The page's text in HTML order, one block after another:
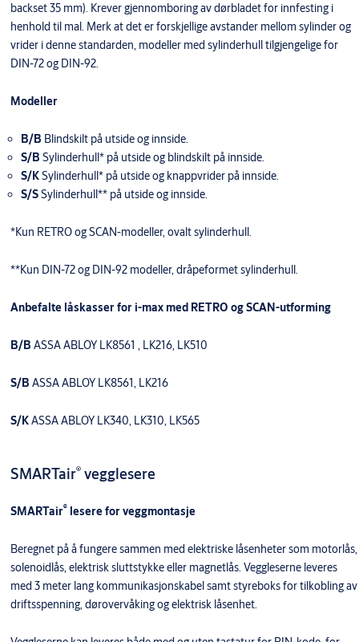
backset 35 mm). Krever gjennomboring av dørbladet for innfesting i
henhold til mal. Merk at det er forskjellige avstander mellom sylinder og
vrider i denne standarden, modeller med sylinderhull tilgjengelige for
DIN-72 og DIN-92.
Modeller
B/B Blindskilt på utside og innside.
S/B Sylinderhull* på utside og blindskilt på innside.
S/KSylinderhull* på utside og knappvrider på innside.
S/SSylinderhull** på utside og innside.
*Kun RETRO og SCAN-modeller, ovalt sylinderhull.
**Kun DIN-72 og DIN-92 modeller, dråpeformet sylinderhull.
Anbefalte låskasser for i-max med RETRO og SCAN-utforming
B/B ASSA ABLOY LK8561 , LK216, LK510
S/B ASSA ABLOY LK8561, LK216
S/KASSA ABLOY LK340, LK310, LK565
SMARTair®vegglesere
SMARTair®lesere for veggmontasje
Beregnet på å fungere sammen med elektriske låsenheter som motorlås,
solenoidlås, elektrisk sluttstykke eller magnetlås. Veggleserne leveres
med 3 meter lang kommunikasjonskabel samt styreboks for tilkobling av
driftsspenning, dørovervåking og elektrisk låsenhet.